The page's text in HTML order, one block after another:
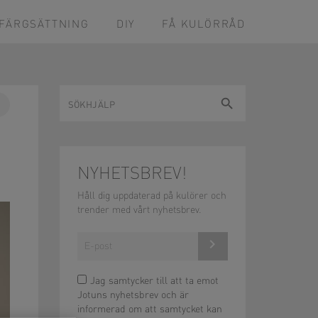
FÄRGSÄTTNING DIY FÅ KULÖRRÅD
sök
NYHETSBREV!
Håll dig uppdaterad på kulörer och
trender med vårt nyhetsbrev.
Jag samtycker till att ta emot
Jotuns nyhetsbrev och är
informerad om att samtycket kan